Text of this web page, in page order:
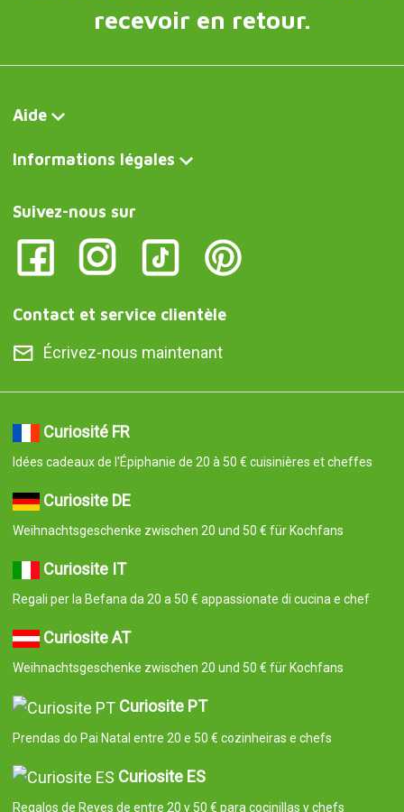
recevoir en retour.
Aide
Informations légales
Suivez-nous sur
Contact et service clientèle
Écrivez-nous maintenant
Curiosité FR
Idées cadeaux de l'Épiphanie de 20 à 50 € cuisinières et cheffes
Curiosite DE
Weihnachtsgeschenke zwischen 20 und 50 € für Kochfans
Curiosite IT
Regali per la Befana da 20 a 50 € appassionate di cucina e chef
Curiosite AT
Weihnachtsgeschenke zwischen 20 und 50 € für Kochfans
Curiosite PT
Prendas do Pai Natal entre 20 e 50 € cozinheiras e chefs
Curiosite ES
Regalos de Reyes de entre 20 y 50 € para cocinillas y chefs